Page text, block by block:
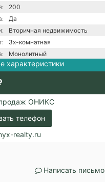
200
Да
Вторичная недвижимость
3х-комнатная
Монолитный
С ремонтом
Центральное отопление
характеристики
ОНИКС
телефон
realty.ru
Написать письмо